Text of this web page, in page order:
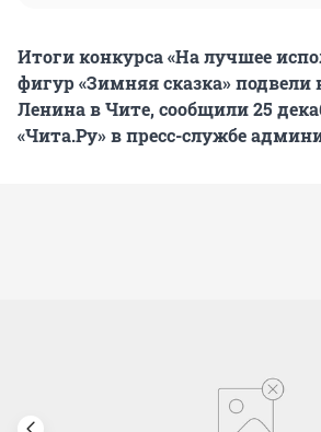
Итоги конкурса «На лучшее
фигур «Зимняя сказка»
Ленина в Чите, сообщили 25
«Чита.Ру» в пресс-службе